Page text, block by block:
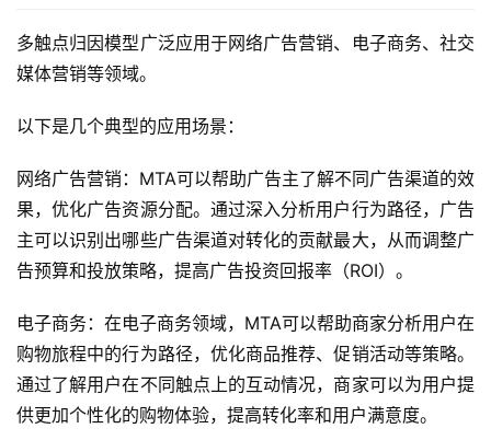
多触点归因模型广泛应用于网络广告营销、电子商务、社交
媒体营销等领域。
以下是几个典型的应用场景：
网络广告营销：MTA可以帮助广告主了解不同广告渠道的效
果，优化广告资源分配。通过深入分析用户行为路径，广告
主可以识别出哪些广告渠道对转化的贡献最大，从而调整广
告预算和投放策略，提高广告投资回报率（ROI）。
电子商务：在电子商务领域，MTA可以帮助商家分析用户在
购物旅程中的行为路径，优化商品推荐、促销活动等策略。
通过了解用户在不同触点上的互动情况，商家可以为用户提
供更加个性化的购物体验，提高转化率和用户满意度。